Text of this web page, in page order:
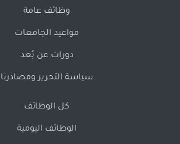
وظائف عامة
مواعيد الجامعات
دورات عن بُعد
سياسة التحرير ومصادرنا
كل الوظائف
الوظائف اليومية